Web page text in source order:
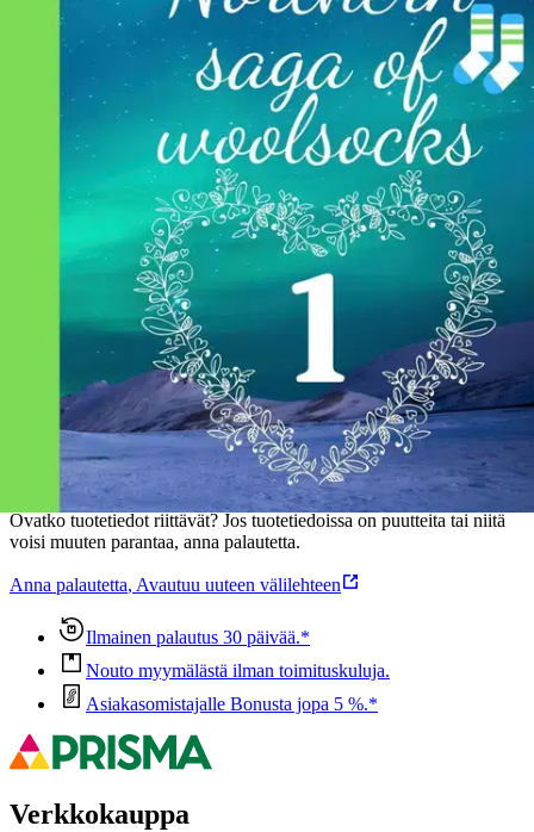
Tuotekuvaus
One morning I was standing in the dark of northern Lapland. I
watched star flights in the sky. I had been thinking about writing a
new sock book. I wanted something significant about it. I would like
a book that would be handed down from generation to generation,
like the sagas and stories of the north. This is how the book series
Northern Sock Saga was born. You will find 20 sock patterns in this
first part. Let's enjoy this wonderful hobby together.
Ominaisuudet
Oletko tyytyväinen tuotetietoihin?
Ovatko tuotetiedot riittävät? Jos tuotetiedoissa on puutteita tai niitä
voisi muuten parantaa, anna palautetta.
Anna palautetta, Avautuu uuteen välilehteen
Ilmainen palautus 30 päivää.*
Nouto myymälästä ilman toimituskuluja.
Asiakasomistajalle Bonusta jopa 5 %.*
Verkkokauppa